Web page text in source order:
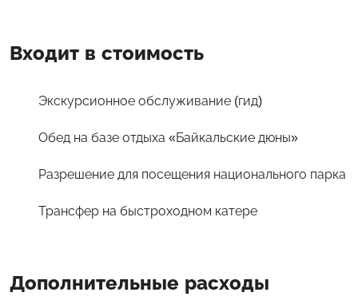
Входит в стоимость
Экскурсионное обслуживание (гид)
Обед на базе отдыха «Байкальские дюны»
Разрешение для посещения национального парка
Трансфер на быстроходном катере
Дополнительные расходы